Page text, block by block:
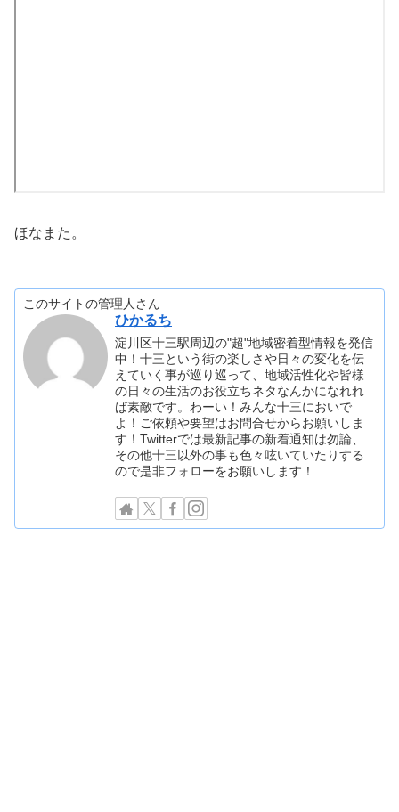
ほなまた。
このサイトの管理人さん
ひかるち
淀川区十三駅周辺の"超"地域密着型情報を発信
中！十三という街の楽しさや日々の変化を伝
えていく事が巡り巡って、地域活性化や皆様
の日々の生活のお役立ちネタなんかになれれ
ば素敵です。わーい！みんな十三においで
よ！ご依頼や要望はお問合せからお願いしま
す！Twitterでは最新記事の新着通知は勿論、
その他十三以外の事も色々呟いていたりする
ので是非フォローをお願いします！